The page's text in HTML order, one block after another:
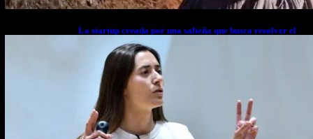
La startup creada por una salteña que busca resolver el
estrés financiero en Latinoamérica